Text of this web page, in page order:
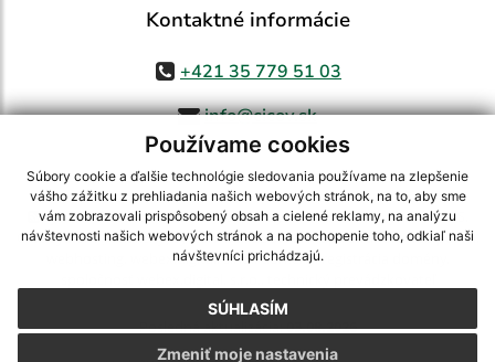
Používame cookies
Súbory cookie a ďalšie technológie sledovania používame na zlepšenie
vášho zážitku z prehliadania našich webových stránok, na to, aby sme
vám zobrazovali prispôsobený obsah a cielené reklamy, na analýzu
návštevnosti našich webových stránok a na pochopenie toho, odkiaľ naši
návštevníci prichádzajú.
SÚHLASÍM
Zmeniť moje nastavenia
Kontaktné informácie
+421 35 779 51 03
info@cicov.sk
využite možnosť získavania aktuálnych informácií s využitím RSS
CMS systém (redakčný) systém ECHELON 2,Mapa stránok,web portál
webex.digital, s.r.o.,domény,registrácia domény
Posledná aktualizácia:03.08.2026